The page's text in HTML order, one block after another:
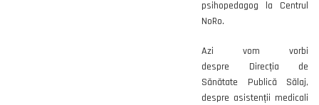
psihopedagog la Centrul
NoRo.
Azi vom vorbi
despre Direcția de
Sănătate Publică Sălaj,
despre asistenții medicali